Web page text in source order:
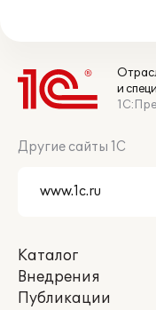
и
Другие сайты 1С
Каталог
Внедрения
Публикации